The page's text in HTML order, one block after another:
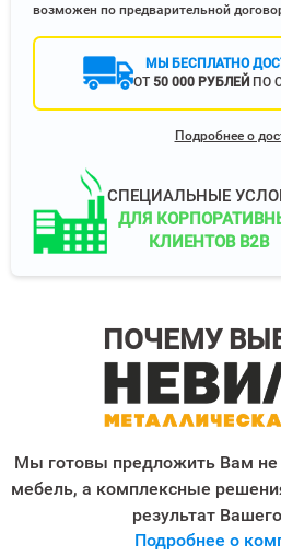
возможен по предварительной
МЫ БЕСПЛАТНО
ОТ 50 000 РУБЛЕЙ ПО
Подробнее о
СПЕЦИАЛЬНЫЕ
ДЛЯ
КЛИЕНТОВ B2B
ПОЧЕМУ
Мы готовы предложить Вам не
мебель, а комплексные
результат
Подробнее о